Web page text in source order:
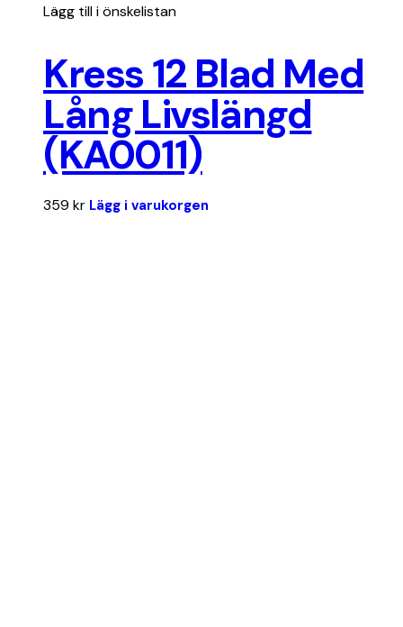
Lägg till i önskelistan
Kress 12 Blad Med
Lång Livslängd
(KA0011)
359 kr Lägg i varukorgen